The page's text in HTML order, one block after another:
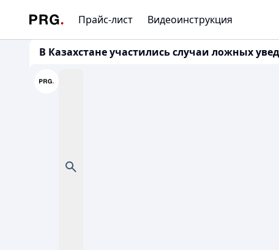
Прайс-лист Видеоинструкция
В Казахстане участились случаи ложных